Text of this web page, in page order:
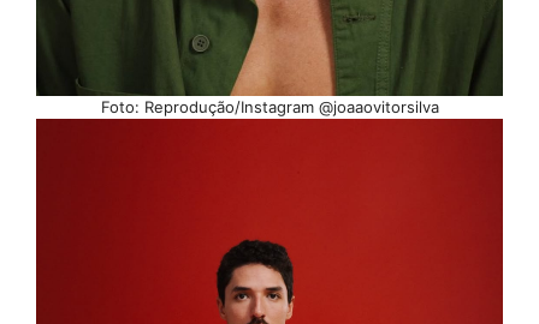
Foto: Reprodução/Instagram @joaaovitorsilva